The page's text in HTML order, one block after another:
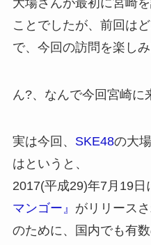
ことでしたが、前回は
で、今回の訪問を楽し
ん?、なんで今回宮崎に
実は今回、 SKE48の大
はというと、
2017(平成29)年7月19
マンゴー』 がリリース
のために、国内でも有